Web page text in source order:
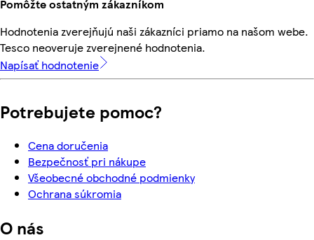
Pomôžte ostatným zákazníkom
Hodnotenia zverejňujú naši zákazníci priamo na našom webe.
Tesco neoveruje zverejnené hodnotenia.
Napísať hodnotenie
Potrebujete pomoc?
Cena doručenia
Bezpečnosť pri nákupe
Všeobecné obchodné podmienky
Ochrana súkromia
O nás